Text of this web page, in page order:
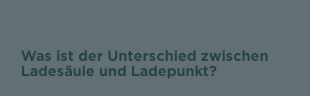
Was ist der Unterschied zwischen
Ladesäule und Ladepunkt?